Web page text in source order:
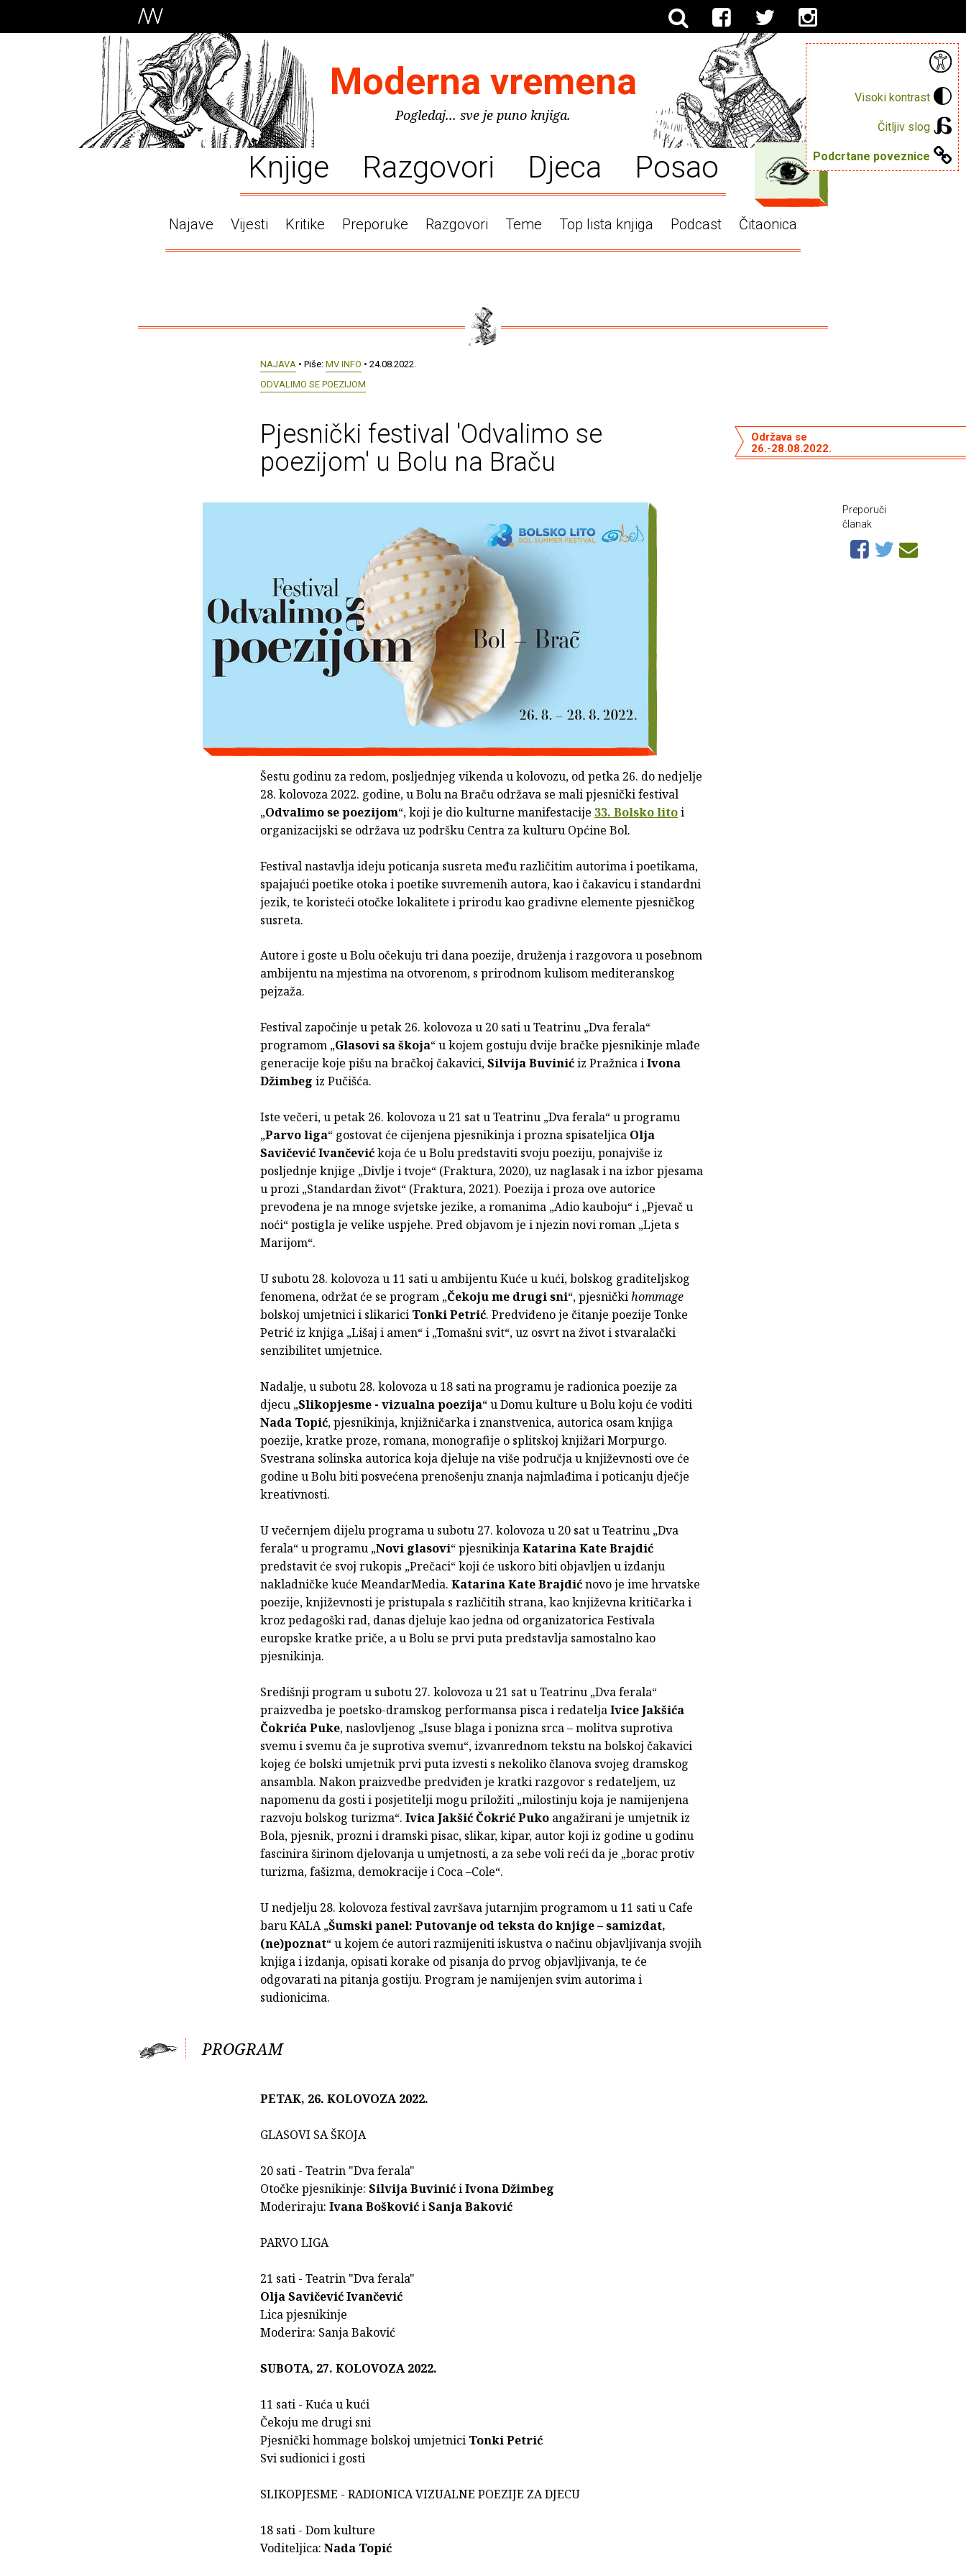
Visoki kontrast
Čitljiv slog
Podcrtane poveznice
Moderna vremena
Pogledaj... sve je puno knjiga.
Knjige Razgovori Djeca Posao
Najave Vijesti Kritike Preporuke Razgovori Teme Top lista knjiga Podcast Čitaonica
NAJAVA • Piše: MV INFO • 24.08.2022.
ODVALIMO SE POEZIJOM
Pjesnički festival 'Odvalimo se
poezijom' u Bolu na Braču
Održava se
26.-28.08.2022.
Šestu godinu za redom, posljednjeg vikenda u kolovozu, od petka 26. do nedjelje
28. kolovoza 2022. godine, u Bolu na Braču održava se mali pjesnički festival
„Odvalimo se poezijom“, koji je dio kulturne manifestacije 33. Bolsko litoi
organizacijski se održava uz podršku Centra za kulturu Općine Bol.
Festival nastavlja ideju poticanja susreta među različitim autorima i poetikama,
spajajući poetike otoka i poetike suvremenih autora, kao i čakavicu i standardni
jezik, te koristeći otočke lokalitete i prirodu kao gradivne elemente pjesničkog
susreta.
Autore i goste u Bolu očekuju tri dana poezije, druženja i razgovora u posebnom
ambijentu na mjestima na otvorenom, s prirodnom kulisom mediteranskog
pejzaža.
Festival započinje u petak 26. kolovoza u 20 sati u Teatrinu „Dva ferala“
programom „Glasovi sa škoja“ u kojem gostuju dvije bračke pjesnikinje mlađe
generacije koje pišu na bračkoj čakavici,Silvija Buvinićiz Pražnica iIvona
Džimbeg iz Pučišća.
Iste večeri, u petak 26. kolovoza u 21 sat u Teatrinu „Dva ferala“ u programu
„Parvo liga“ gostovat će cijenjena pjesnikinja i prozna spisateljica Olja
Savičević Ivančevićkoja će u Bolu predstaviti svoju poeziju, ponajviše iz
posljednje knjige „Divlje i tvoje“ (Fraktura, 2020), uz naglasak i na izbor pjesama
u prozi „Standardan život“ (Fraktura, 2021). Poezija i proza ove autorice
prevođena je na mnoge svjetske jezike, a romanima „Adio kauboju“ i „Pjevač u
noći“ postigla je velike uspjehe. Pred objavom je i njezin novi roman „Ljeta s
Marijom“.
U subotu 28. kolovoza u 11 sati u ambijentu Kuće u kući, bolskog graditeljskog
fenomena, održat će se program „Čekoju me drugi sni“, pjesničkihommage
bolskoj umjetnici i slikarici Tonki Petrić. Predviđeno je čitanje poezije Tonke
Petrić iz knjiga „Lišaj i amen“ i „Tomašni svit“, uz osvrt na život i stvaralački
senzibilitet umjetnice.
Nadalje, u subotu 28. kolovoza u 18 sati na programu je radionica poezije za
djecu „Slikopjesme - vizualna poezija“ u Domu kulture u Bolu koju će voditi
Nada Topić, pjesnikinja, knjižničarka i znanstvenica, autorica osam knjiga
poezije, kratke proze, romana, monografije o splitskoj knjižari Morpurgo.
Svestrana solinska autorica koja djeluje na više područja u književnosti ove će
godine u Bolu biti posvećena prenošenju znanja najmlađima i poticanju dječje
kreativnosti.
U večernjem dijelu programa u subotu 27. kolovoza u 20 sat u Teatrinu „Dva
ferala“ u programu „Novi glasovi“ pjesnikinjaKatarina Kate Brajdić
predstavit će svoj rukopis „Prečaci“ koji će uskoro biti objavljen u izdanju
nakladničke kuće MeandarMedia. Katarina Kate Brajdićnovo je ime hrvatske
poezije, književnosti je pristupala s različitih strana, kao književna kritičarka i
kroz pedagoški rad, danas djeluje kao jedna od organizatorica Festivala
europske kratke priče, a u Bolu se prvi puta predstavlja samostalno kao
pjesnikinja.
Središnji program u subotu 27. kolovoza u 21 sat u Teatrinu „Dva ferala“
praizvedba je poetsko-dramskog performansa pisca i redateljaIvice Jakšića
Čokrića Puke, naslovljenog „Isuse blaga i ponizna srca – molitva suprotiva
svemu i svemu ča je suprotiva svemu“, izvanrednom tekstu na bolskoj čakavici
kojeg će bolski umjetnik prvi puta izvesti s nekoliko članova svojeg dramskog
ansambla. Nakon praizvedbe predviđen je kratki razgovor s redateljem, uz
napomenu da gosti i posjetitelji mogu priložiti „milostinju koja je namijenjena
razvoju bolskog turizma“. Ivica Jakšić Čokrić Puko angažirani je umjetnik iz
Bola, pjesnik, prozni i dramski pisac, slikar, kipar, autor koji iz godine u godinu
fascinira širinom djelovanja u umjetnosti, a za sebe voli reći da je „borac protiv
turizma, fašizma, demokracije i Coca –Cole“.
U nedjelju 28. kolovoza festival završava jutarnjim programom u 11 sati u Cafe
baru KALA „Šumski panel: Putovanje od teksta do knjige – samizdat,
(ne)poznat“ u kojem će autori razmijeniti iskustva o načinu objavljivanja svojih
knjiga i izdanja, opisati korake od pisanja do prvog objavljivanja, te će
odgovarati na pitanja gostiju. Program je namijenjen svim autorima i
sudionicima.
PROGRAM
PETAK, 26. KOLOVOZA 2022.
GLASOVI SA ŠKOJA
20 sati - Teatrin "Dva ferala"
Otočke pjesnikinje: Silvija BuvinićiIvona Džimbeg
Moderiraju: Ivana BoškovićiSanja Baković
PARVO LIGA
21 sati - Teatrin "Dva ferala"
Olja Savičević Ivančević
Lica pjesnikinje
Moderira: Sanja Baković
SUBOTA, 27. KOLOVOZA 2022.
11 sati - Kuća u kući
Čekoju me drugi sni
Pjesnički hommage bolskoj umjetnici Tonki Petrić
Svi sudionici i gosti
SLIKOPJESME - RADIONICA VIZUALNE POEZIJE ZA DJECU
18 sati - Dom kulture
Voditeljica: Nada Topić
Preporuči
članak